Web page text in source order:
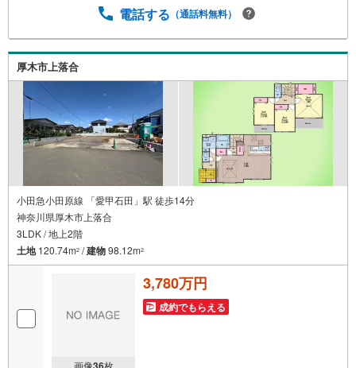
電話する （通話料無料）
厚木市上落合
小田急小田原線 「愛甲石田」駅 徒歩14分
神奈川県厚木市上落合
3LDK / 地上2階
土地120.74m2 /建物98.12m2
画像 枚
3,780万円
成約でもらえる